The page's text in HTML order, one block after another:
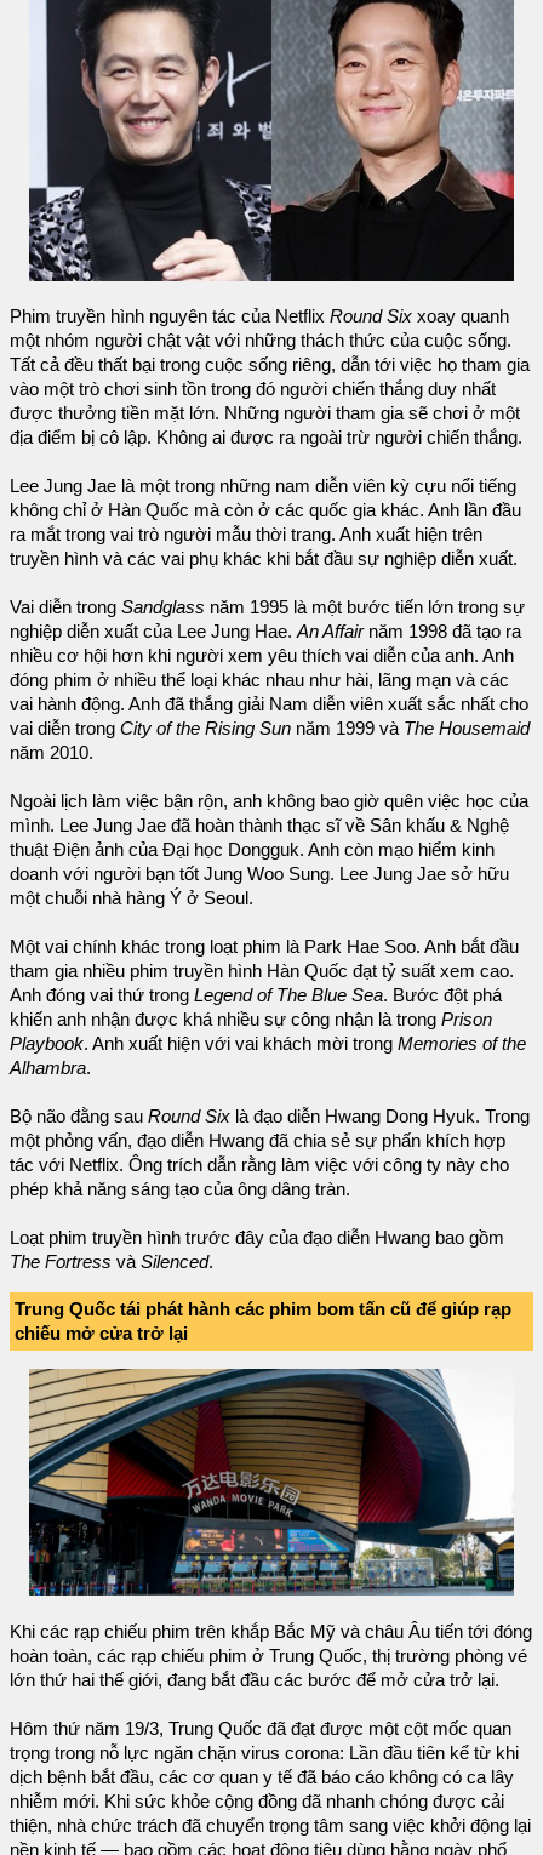
Phim truyền hình nguyên tác của Netflix Round Six xoay quanh
một nhóm người chật vật với những thách thức của cuộc sống.
Tất cả đều thất bại trong cuộc sống riêng, dẫn tới việc họ tham gia
vào một trò chơi sinh tồn trong đó người chiến thắng duy nhất
được thưởng tiền mặt lớn. Những người tham gia sẽ chơi ở một
địa điểm bị cô lập. Không ai được ra ngoài trừ người chiến thắng.
Lee Jung Jae là một trong những nam diễn viên kỳ cựu nổi tiếng
không chỉ ở Hàn Quốc mà còn ở các quốc gia khác. Anh lần đầu
ra mắt trong vai trò người mẫu thời trang. Anh xuất hiện trên
truyền hình và các vai phụ khác khi bắt đầu sự nghiệp diễn xuất.
Vai diễn trong Sandglass năm 1995 là một bước tiến lớn trong sự
nghiệp diễn xuất của Lee Jung Hae.An Affairnăm 1998 đã tạo ra
nhiều cơ hội hơn khi người xem yêu thích vai diễn của anh. Anh
đóng phim ở nhiều thể loại khác nhau như hài, lãng mạn và các
vai hành động. Anh đã thắng giải Nam diễn viên xuất sắc nhất cho
vai diễn trong City of the Rising Sun năm 1999 và The Housemaid
năm 2010.
Ngoài lịch làm việc bận rộn, anh không bao giờ quên việc học của
mình. Lee Jung Jae đã hoàn thành thạc sĩ về Sân khấu & Nghệ
thuật Điện ảnh của Đại học Dongguk. Anh còn mạo hiểm kinh
doanh với người bạn tốt Jung Woo Sung. Lee Jung Jae sở hữu
một chuỗi nhà hàng Ý ở Seoul.
Một vai chính khác trong loạt phim là Park Hae Soo. Anh bắt đầu
tham gia nhiều phim truyền hình Hàn Quốc đạt tỷ suất xem cao.
Anh đóng vai thứ trong Legend of The Blue Sea. Bước đột phá
khiến anh nhận được khá nhiều sự công nhận là trong Prison
Playbook. Anh xuất hiện với vai khách mời trong Memories of the
Alhambra.
Bộ não đằng sau Round Six là đạo diễn Hwang Dong Hyuk. Trong
một phỏng vấn, đạo diễn Hwang đã chia sẻ sự phấn khích hợp
tác với Netflix. Ông trích dẫn rằng làm việc với công ty này cho
phép khả năng sáng tạo của ông dâng tràn.
Loạt phim truyền hình trước đây của đạo diễn Hwang bao gồm
The Fortress vàSilenced.
Trung Quốc tái phát hành các phim bom tấn cũ để giúp rạp
chiếu mở cửa trở lại
Khi các rạp chiếu phim trên khắp Bắc Mỹ và châu Âu tiến tới đóng
hoàn toàn, các rạp chiếu phim ở Trung Quốc, thị trường phòng vé
lớn thứ hai thế giới, đang bắt đầu các bước để mở cửa trở lại.
Hôm thứ năm 19/3, Trung Quốc đã đạt được một cột mốc quan
trọng trong nỗ lực ngăn chặn virus corona: Lần đầu tiên kể từ khi
dịch bệnh bắt đầu, các cơ quan y tế đã báo cáo không có ca lây
nhiễm mới. Khi sức khỏe cộng đồng đã nhanh chóng được cải
thiện, nhà chức trách đã chuyển trọng tâm sang việc khởi động lại
nền kinh tế — bao gồm các hoạt động tiêu dùng hằng ngày phổ